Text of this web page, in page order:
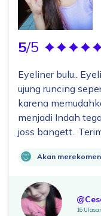
5/5
Eyeliner bulu..
ujung runcing
karena
menjadi Indah
joss bangett..
Akan
16